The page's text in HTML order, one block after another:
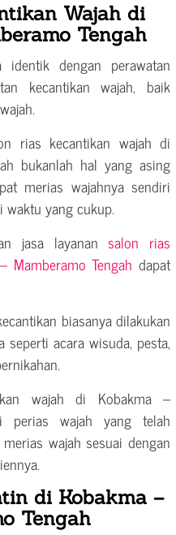
Wajah di
Tengah
dengan perawatan
kecantikan wajah, baik
rias kecantikan wajah di
bukanlah hal yang asing
merias wajahnya sendiri
waktu yang cukup.
jasa layanan salon rias
Mamberamo Tengah dapat
biasanya dilakukan
seperti acara wisuda, pesta,
wajah di Kobakma –
perias wajah yang telah
wajah sesuai dengan
di Kobakma –
Tengah